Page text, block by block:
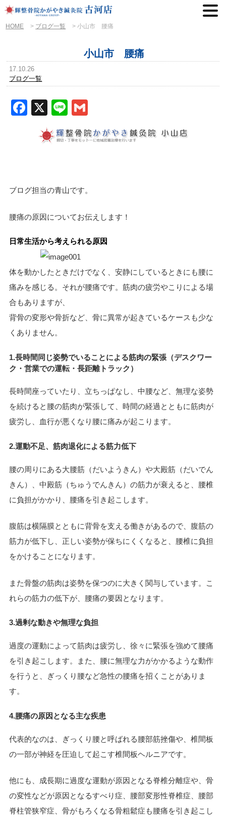
HOME > ブログ一覧 >小山市 腰痛
小山市 腰痛
17.10.26
ブログ一覧
Facebook
X Line
ブログ担当の青山です。
腰痛の原因についてお伝えします！
日常生活から考えられる原因
体を動かしたときだけでなく、安静にしているときにも腰に
痛みを感じる。それが腰痛です。筋肉の疲労やこりによる場
合もありますが、
背骨の変形や骨折など、骨に異常が起きているケースも少な
くありません。
1.長時間同じ姿勢でいることによる筋肉の緊張（デスクワー
ク・営業での運転・長距離トラック）
長時間座っていたり、立ちっぱなし、中腰など、無理な姿勢
を続けると腰の筋肉が緊張して、時間の経過とともに筋肉が
疲労し、血行が悪くなり腰に痛みが起こります。
2.運動不足、筋肉退化による筋力低下
腰の周りにある大腰筋（だいようきん）や大殿筋（だいでん
きん）、中殿筋（ちゅうでんきん）の筋力が衰えると、腰椎
に負担がかかり、腰痛を引き起こします。
腹筋は横隔膜とともに背骨を支える働きがあるので、腹筋の
筋力が低下し、正しい姿勢が保ちにくくなると、腰椎に負担
をかけることになります。
また骨盤の筋肉は姿勢を保つのに大きく関与しています。こ
れらの筋力の低下が、腰痛の要因となります。
3.過剰な動きや無理な負担
過度の運動によって筋肉は疲労し、徐々に緊張を強めて腰痛
を引き起こします。また、腰に無理な力がかかるような動作
を行うと、ぎっくり腰など急性の腰痛を招くことがありま
す。
4.腰痛の原因となる主な疾患
代表的なのは、ぎっくり腰と呼ばれる腰部筋挫傷や、椎間板
の一部が神経を圧迫して起こす椎間板ヘルニアです。
他にも、成長期に過度な運動が原因となる脊椎分離症や、骨
の変性などが原因となるすべり症、腰部変形性脊椎症、腰部
脊柱管狭窄症、骨がもろくなる骨粗鬆症も腰痛を引き起こし